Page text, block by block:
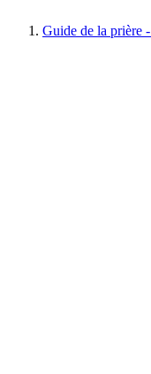
Guide de la prière